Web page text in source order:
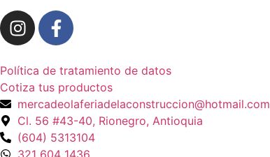
Política de tratamiento de datos
Cotiza tus productos
mercadeolaferiadelaconstruccion@hotmail.com
Cl. 56 #43-40, Rionegro, Antioquia
(604) 5313104
321 604 1436